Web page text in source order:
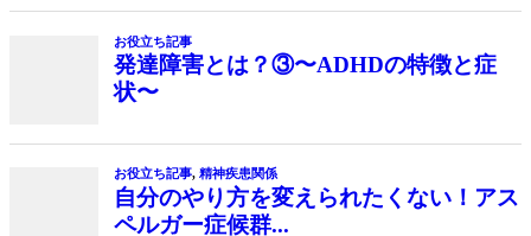
お役立ち記事
発達障害とは？③〜ADHDの特徴と症
状〜
お役立ち記事, 精神疾患関係
自分のやり方を変えられたくない！アス
ペルガー症候群...